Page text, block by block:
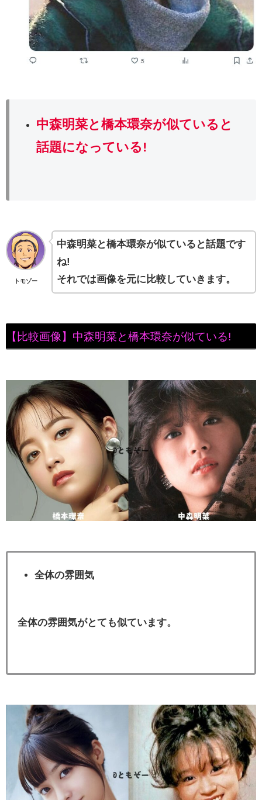
中森明菜と橋本環奈が似ていると
話題になっている!
トモゾー
中森明菜と橋本環奈が似ていると話題です
ね!
それでは画像を元に比較していきます。
【比較画像】中森明菜と橋本環奈が似ている!
全体の雰囲気
全体の雰囲気がとても似ています。